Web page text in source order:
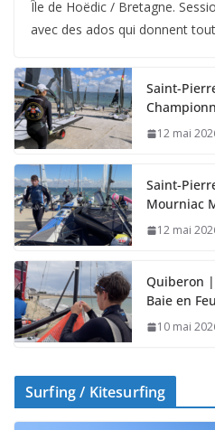
Île de Hoëdic / Bretagne.
avec des ados qui donnent tout
Saint-
12 mai
Saint-
Mourniac
12 mai
Quiberon |
Baie en Feu
10 mai
Surfing / Kitesurfing